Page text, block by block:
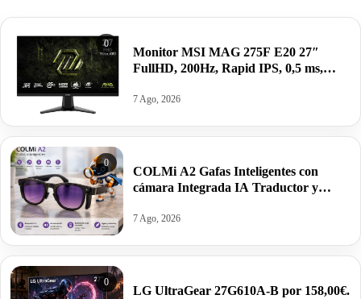
0
Monitor MSI MAG 275F E20 27″
FullHD, 200Hz, Rapid IPS, 0,5 ms,
7 Ago, 2026
0
COLMi A2 Gafas Inteligentes con
cámara Integrada IA Traductor y
7 Ago, 2026
0
LG UltraGear 27G610A-B por 158,00€.